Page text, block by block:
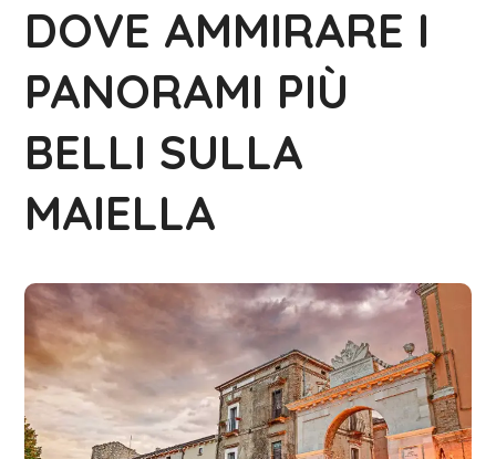
DOVE AMMIRARE I
PANORAMI PIÙ
BELLI SULLA
MAIELLA